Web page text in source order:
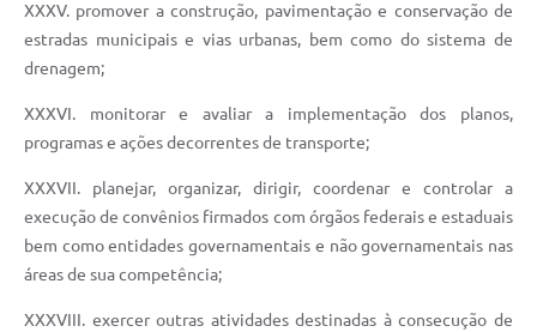
XXXV. promover a construção, pavimentação e conservação de
estradas municipais e vias urbanas, bem como do sistema de
drenagem;
XXXVI. monitorar e avaliar a implementação dos planos,
programas e ações decorrentes de transporte;
XXXVII. planejar, organizar, dirigir, coordenar e controlar a
execução de convênios firmados com órgãos federais e estaduais
bem como entidades governamentais e não governamentais nas
áreas de sua competência;
XXXVIII. exercer outras atividades destinadas à consecução de